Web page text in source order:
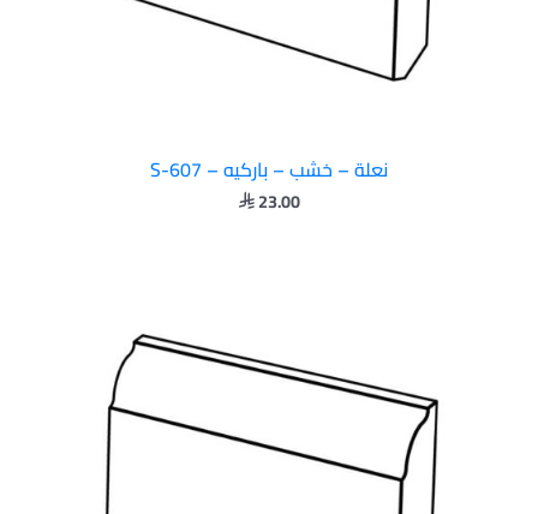
نعلة – خشب – باركيه – S-607
23.00